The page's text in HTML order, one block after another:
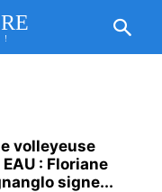
!
volleyeuse
: Floriane
signe...